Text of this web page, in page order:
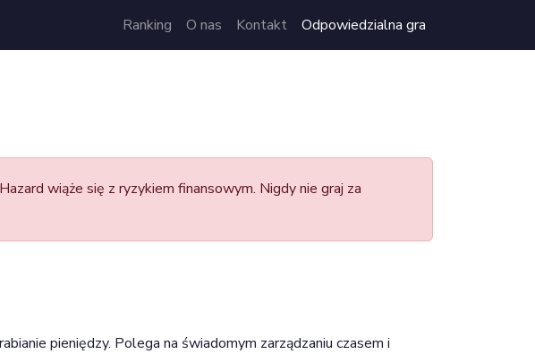
Ranking O nas Kontakt Odpowiedzialna gra
Hazard wiąże się z ryzykiem finansowym. Nigdy nie graj za
pieniędzy. Polega na świadomym zarządzaniu czasem i